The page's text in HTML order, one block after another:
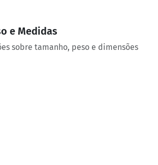
e Medidas
sobre tamanho, peso e dimensões